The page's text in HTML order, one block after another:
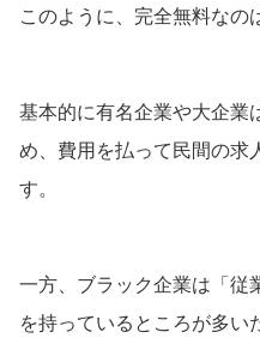
このように、完全無料なの
基本的に有名企業や大企業
め、費用を払って民間の求
す。
一方、ブラック企業は「従
を持っているところが多い